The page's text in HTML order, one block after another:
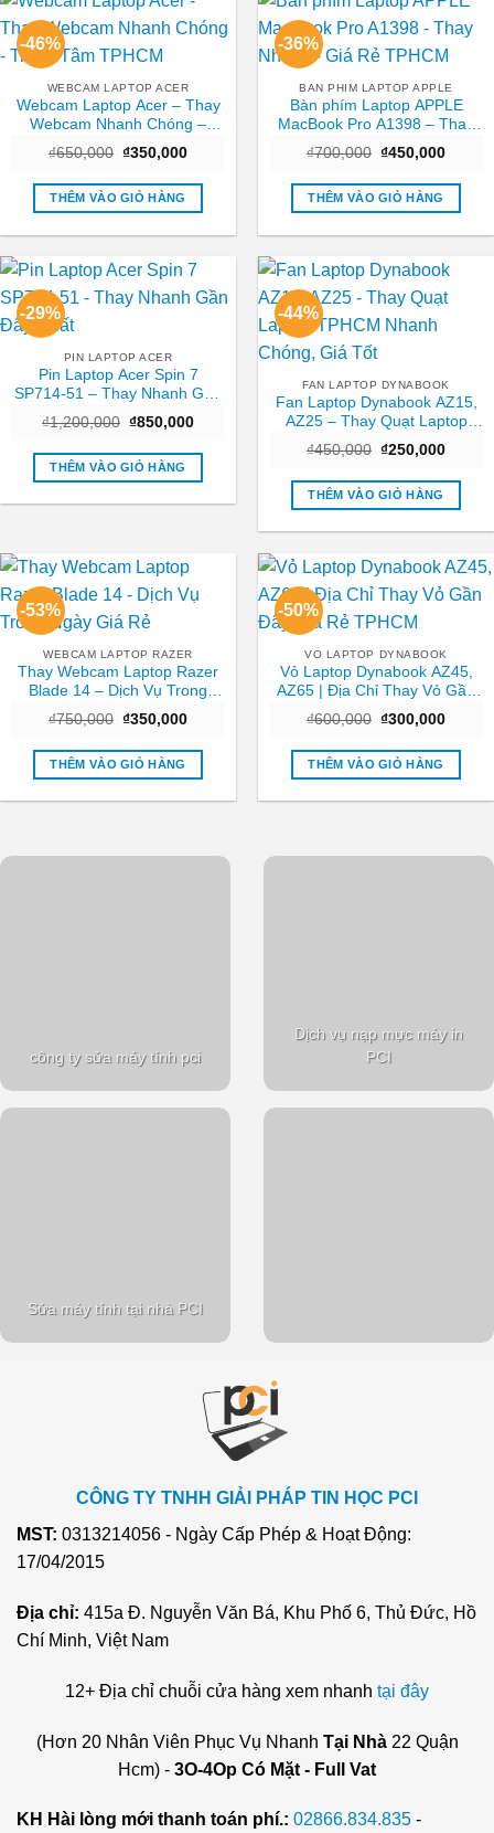
-46%
WEBCAM LAPTOP ACER
Webcam Laptop Acer – Thay
Webcam Nhanh Chóng –
Trung Tâm TPHCM
₫650,000 Giá
là:
₫650,000.
₫350,000Giá
tại
₫350,000.
THÊM VÀO GIỎ HÀNG
-36%
BAN PHIM LAPTOP APPLE
Bàn phím Laptop APPLE
MacBook Pro A1398 – Thay
Nhanh – Giá Rẻ TPHCM
₫700,000 Giá
là:
₫700,000.
₫450,000Giá
tại
THÊM VÀO GIỎ HÀNG
-29%
PIN LAPTOP ACER
Pin Laptop Acer Spin 7
SP714-51 – Thay Nhanh Gần
Đây Nhất
₫1,200,000 Giá
là:
₫1,200,000.
₫850,000Giá
tại
₫850,000.
THÊM VÀO GIỎ HÀNG
-44%
FAN LAPTOP DYNABOOK
Fan Laptop Dynabook AZ15,
AZ25 – Thay Quạt Laptop
TPHCM Nhanh Chóng, Giá
Tốt
₫450,000 Giá
là:
₫450,000.
₫250,000Giá
tại
THÊM VÀO GIỎ HÀNG
-53%
WEBCAM LAPTOP RAZER
Thay Webcam Laptop Razer
Blade 14 – Dịch Vụ Trong
₫750,000 Giá
là:
₫750,000.
₫350,000Giá
tại
₫350,000.
THÊM VÀO GIỎ HÀNG
-50%
VO LAPTOP DYNABOOK
Vỏ Laptop Dynabook AZ45,
AZ65 | Địa Chỉ Thay Vỏ Gần
₫600,000 Giá
là:
₫600,000.
₫300,000Giá
tại
THÊM VÀO GIỎ HÀNG
công ty sửa máy tính pci
Dịch vụ nạp mực máy in
PCI
Sửa máy tính tại nhà PCI
CÔNG TY TNHH GIẢI PHÁP TIN HỌC PCI
MST: 0313214056 - Ngày Cấp Phép & Hoạt Động:
17/04/2015
Địa chỉ: 415a Đ. Nguyễn Văn Bá, Khu Phố 6, Thủ Đức, Hồ
Chí Minh, Việt Nam
12+ Địa chỉ chuỗi cửa hàng xem nhanh tại đây
(Hơn 20 Nhân Viên Phục Vụ Nhanh Tại Nhà22 Quận
Hcm) - 3O-4Op Có Mặt - Full Vat
KH Hài lòng mới thanh toán phí.: 02866.834.835 -